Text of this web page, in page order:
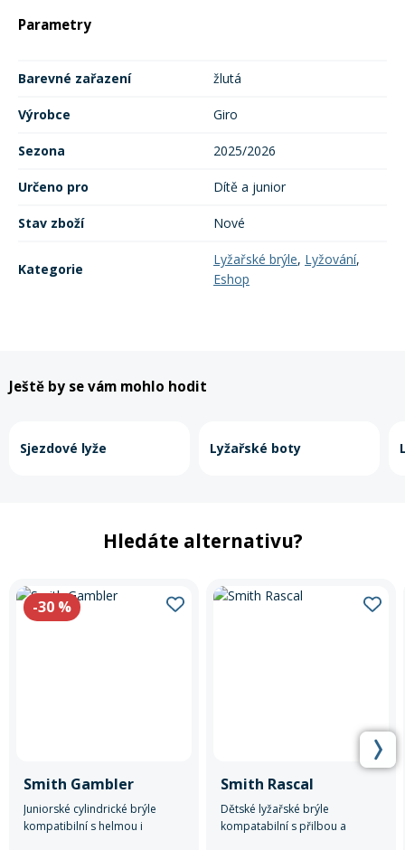
Parametry
Barevné zařazení žlutá
Výrobce Giro
Sezona 2025/2026
Určeno pro Dítě a junior
Stav zboží Nové
Kategorie
Lyžařské brýle, Lyžování,
Eshop
Ještě by se vám mohlo hodit
Sjezdové lyže Lyžařské boty
Hledáte alternativu?
-30 %
Smith Gambler
Juniorské cylindrické brýle
kompatibilní s helmou i
Smith Rascal
Dětské lyžařské brýle
kompatabilní s přilbou a